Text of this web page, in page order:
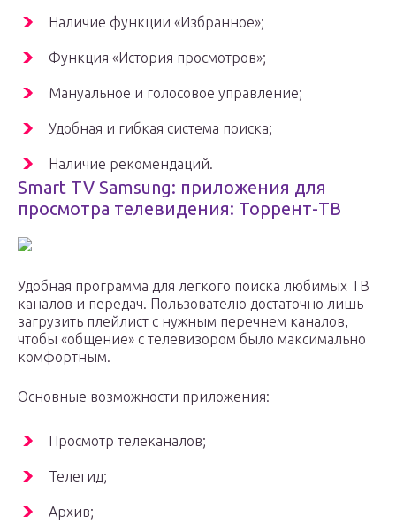
Наличие функции «Избранное»;
Функция «История просмотров»;
Мануальное и голосовое управление;
Удобная и гибкая система поиска;
Наличие рекомендаций.
Smart TV Samsung: приложения для
просмотра телевидения: Торрент-ТВ
Удобная программа для легкого поиска любимых ТВ
каналов и передач. Пользователю достаточно лишь
загрузить плейлист с нужным перечнем каналов,
чтобы «общение» с телевизором было максимально
комфортным.
Основные возможности приложения:
Просмотр телеканалов;
Телегид;
Архив;